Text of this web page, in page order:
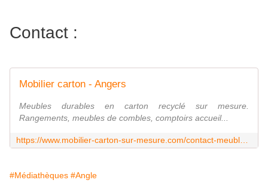
Contact :
Mobilier carton - Angers
Meubles durables en carton recyclé sur mesure.
Rangements, meubles de combles, comptoirs accueil...
#Médiathèques #Angle